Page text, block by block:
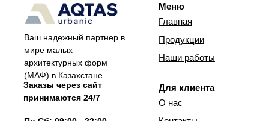
Меню
Ваш надежный партнер в
мире малых
архитектурных форм
(МАФ) в Казахстане.
Главная
Продукции
Наши работы
Для клиента
О нас
Заказы через сайт
принимаются 24/7